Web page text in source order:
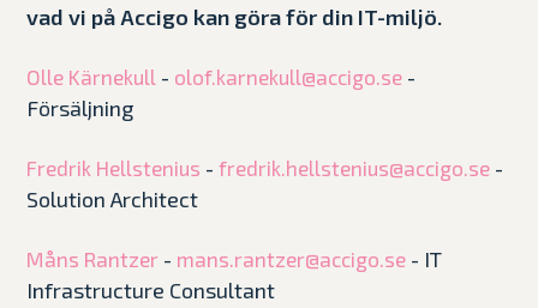
vad vi på Accigo kan göra för din IT-miljö.
Olle Kärnekull - olof.karnekull@accigo.se -
Försäljning
Fredrik Hellstenius -fredrik.hellstenius@accigo.se -
Solution Architect
Måns Rantzer - mans.rantzer@accigo.se - IT
Infrastructure Consultant